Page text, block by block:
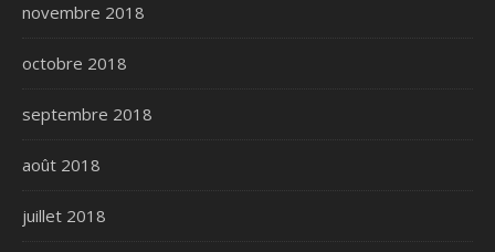
novembre 2018
octobre 2018
septembre 2018
août 2018
juillet 2018